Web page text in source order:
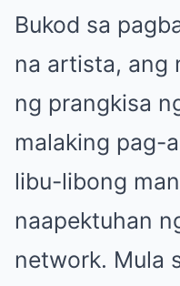
Bukod sa
na artista, ang
ng prangkisa
malaking pag-
libu-libong
naapektuhan
network. Mula